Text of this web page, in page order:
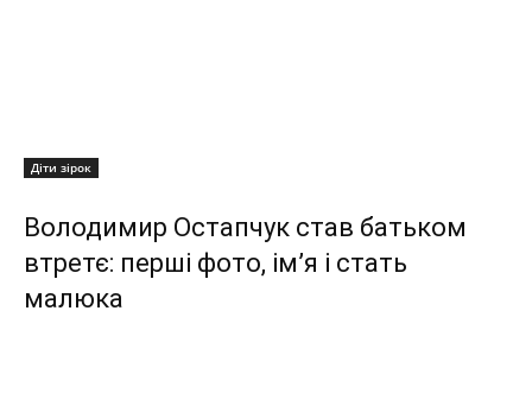
Діти зірок
Володимир Остапчук став батьком
втретє: перші фото, ім’я і стать
малюка